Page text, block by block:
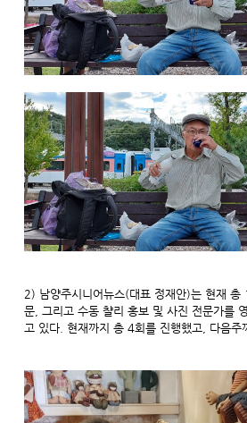
2) 남양주시니어뉴스(대표 정재안)는 현재
문, 그리고 수동 챨리 홍보 및 사진 전문가를
고 있다. 현재까지 총 4회를 진행했고, 다음주